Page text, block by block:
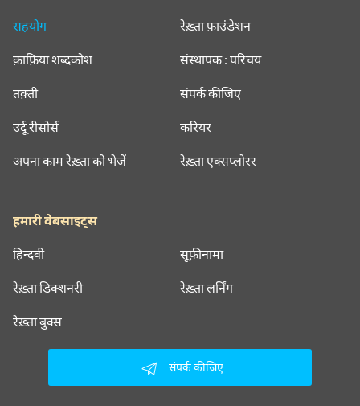
सहयोग
क़ाफ़िया शब्दकोश
तक़्ती
उर्दू रीसोर्स
अपना काम रेख़्ता को भेजें
रेख़्ता फ़ाउंडेशन
संस्थापक : परिचय
संपर्क कीजिए
करियर
रेख़्ता एक्सप्लोरर
हमारी वेबसाइट्स
हिन्दवी सूफ़ीनामा
रेख़्ता डिक्शनरी रेख़्ता लर्निंग
रेख़्ता बुक्स
संपर्क कीजिए